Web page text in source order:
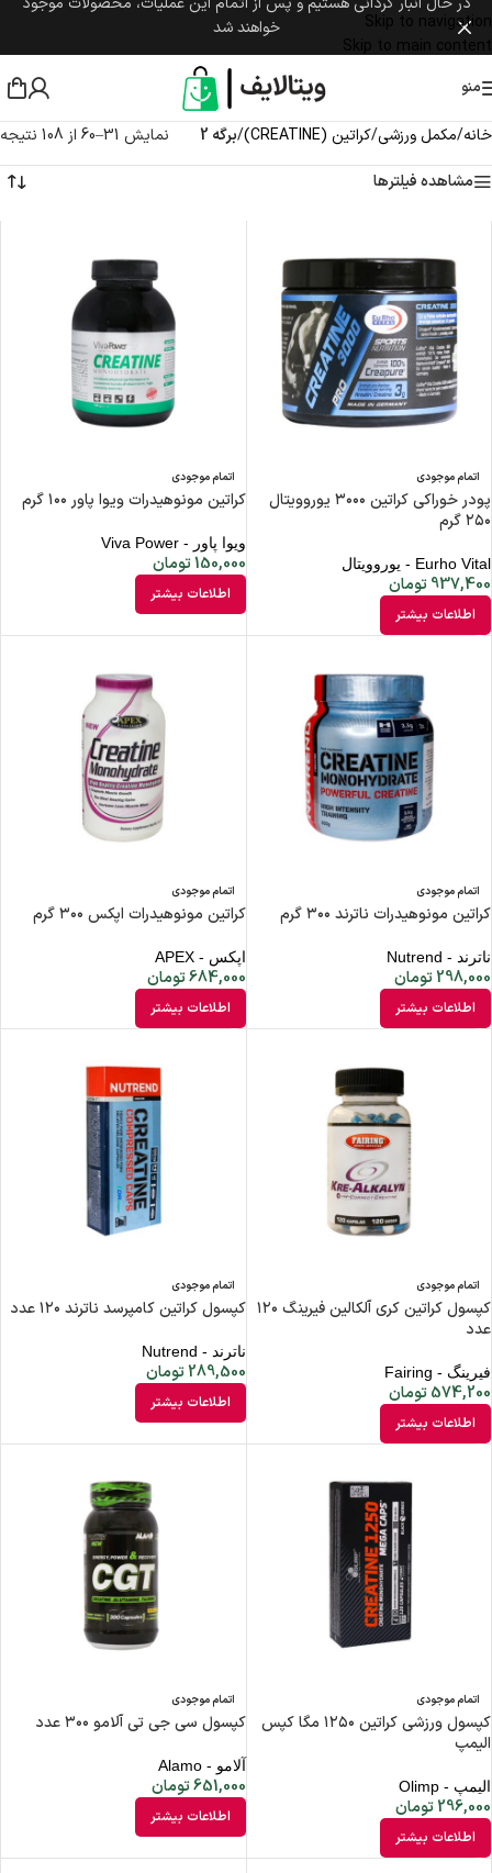
Skip to navigation
Skip to main content
خواهند شد
منو
خانه/مکمل ورزشی/کراتین (CREATINE) /برگه 2
نمایش 31–60 از 108 نتیجه
مشاهده فیلترها
اتمام موجودی
پودر خوراکی کراتین ۳۰۰۰ یوروویتال
۲۵۰ گرم
Eurho Vital - یوروویتال
937,400تومان
اطلاعات بیشتر
اتمام موجودی
کراتین مونوهیدرات ویوا پاور ۱۰۰ گرم
ویوا پاور - Viva Power
150,000تومان
اطلاعات بیشتر
اتمام موجودی
کراتین مونوهیدرات ناترند ۳۰۰ گرم
ناترند - Nutrend
298,000تومان
اطلاعات بیشتر
اتمام موجودی
کراتین مونوهیدرات اپکس ۳۰۰ گرم
اپکس - APEX
684,000تومان
اطلاعات بیشتر
اتمام موجودی
کپسول کراتین کری آلکالین فیرینگ ۱۲۰
عدد
فیرینگ - Fairing
574,200تومان
اطلاعات بیشتر
اتمام موجودی
کپسول کراتین کامپرسد ناترند ۱۲۰ عدد
ناترند - Nutrend
289,500 تومان
اطلاعات بیشتر
اتمام موجودی
کپسول ورزشی کراتین ۱۲۵۰ مگا کپس
الیمپ
الیمپ - Olimp
296,000تومان
اطلاعات بیشتر
اتمام موجودی
کپسول سی جی تی آلامو ۳۰۰ عدد
آلامو - Alamo
651,000تومان
اطلاعات بیشتر